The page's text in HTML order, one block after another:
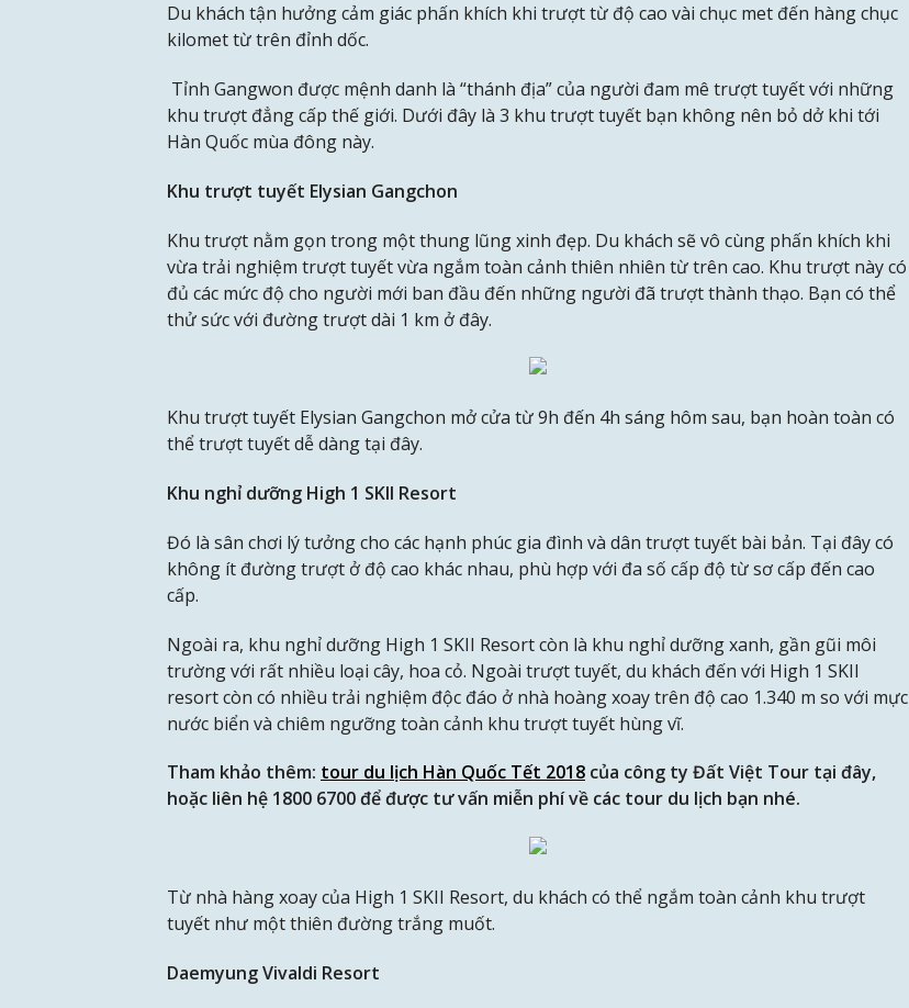
Du khách tận hưởng cảm giác phấn khích khi trượt từ độ cao vài chục met đến hàng chục
kilomet từ trên đỉnh dốc.
Tỉnh Gangwon được mệnh danh là “thánh địa” của người đam mê trượt tuyết với những
khu trượt đẳng cấp thế giới. Dưới đây là 3 khu trượt tuyết bạn không nên bỏ dở khi tới
Hàn Quốc mùa đông này.
Khu trượt tuyết Elysian Gangchon
Khu trượt nằm gọn trong một thung lũng xinh đẹp. Du khách sẽ vô cùng phấn khích khi
vừa trải nghiệm trượt tuyết vừa ngắm toàn cảnh thiên nhiên từ trên cao. Khu trượt này có
đủ các mức độ cho người mới ban đầu đến những người đã trượt thành thạo. Bạn có thể
thử sức với đường trượt dài 1 km ở đây.
Khu trượt tuyết Elysian Gangchon mở cửa từ 9h đến 4h sáng hôm sau, bạn hoàn toàn có
thể trượt tuyết dễ dàng tại đây.
Khu nghỉ dưỡng High 1 SKII Resort
Đó là sân chơi lý tưởng cho các hạnh phúc gia đình và dân trượt tuyết bài bản. Tại đây có
không ít đường trượt ở độ cao khác nhau, phù hợp với đa số cấp độ từ sơ cấp đến cao
cấp.
Ngoài ra, khu nghỉ dưỡng High 1 SKII Resort còn là khu nghỉ dưỡng xanh, gần gũi môi
trường với rất nhiều loại cây, hoa cỏ. Ngoài trượt tuyết, du khách đến với High 1 SKII
resort còn có nhiều trải nghiệm độc đáo ở nhà hoàng xoay trên độ cao 1.340 m so với mực
nước biển và chiêm ngưỡng toàn cảnh khu trượt tuyết hùng vĩ.
Tham khảo thêm: tour du lịch Hàn Quốc Tết 2018 của công ty Đất Việt Tour tại đây,
hoặc liên hệ 1800 6700 để được tư vấn miễn phí về các tour du lịch bạn nhé.
Từ nhà hàng xoay của High 1 SKII Resort, du khách có thể ngắm toàn cảnh khu trượt
tuyết như một thiên đường trắng muốt.
Daemyung Vivaldi Resort